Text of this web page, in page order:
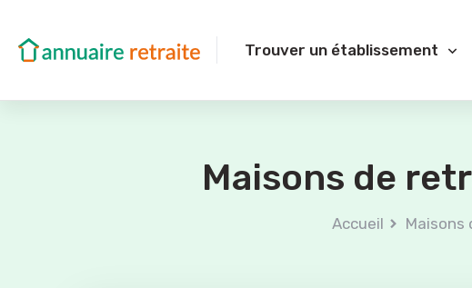
Trouver un établissement
Maisons de
Accueil Maisons